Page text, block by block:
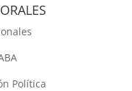
Política